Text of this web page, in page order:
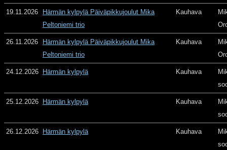
19.11.2026
Härmän kylpylä Päiväpikkujoulut Mika
Peltoniemi trio
Kauhava
26.11.2026
Härmän kylpylä Päiväpikkujoulut Mika
Peltoniemi trio
Kauhava
24.12.2026 Härmän kylpylä Kauhava
25.12.2026 Härmän kylpylä Kauhava
26.12.2026 Härmän kylpylä Kauhava